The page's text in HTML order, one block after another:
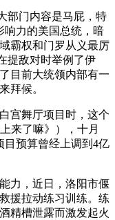
门内容是马屁，特
响力的美国总统，暗
霸权和门罗从义最厉
提敌对时举例了伊
目前大统领内部有一
拜候。
舞厅项目时，这个
来了嘛》），十月
目预算曾经上调到4亿
力，近日，洛阳市偃
援拉动练习训练。练
精槽泄露而激发起火